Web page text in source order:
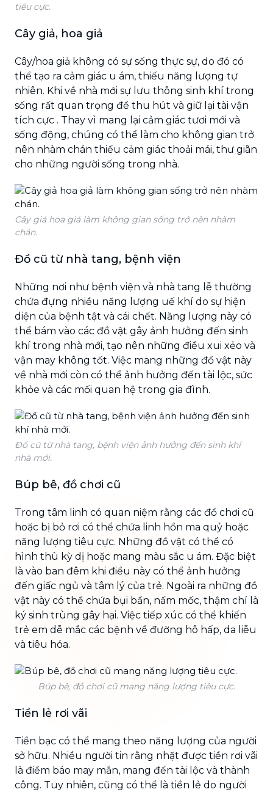
tiêu cực.
Cây giả, hoa giả
Cây/hoa giả không có sự sống thực sự, do đó có
thể tạo ra cảm giác u ám, thiếu năng lượng tự
nhiên. Khi về nhà mới sự lưu thông sinh khí trong
sống rất quan trọng để thu hút và giữ lại tài vận
tích cực . Thay vì mang lại cảm giác tươi mới và
sống động, chúng có thể làm cho không gian trở
nên nhàm chán thiếu cảm giác thoải mái, thư giãn
cho những người sống trong nhà.
Cây giả hoa giả làm không gian sống trở nên nhàm
chán.
Đồ cũ từ nhà tang, bệnh viện
Những nơi như bệnh viện và nhà tang lễ thường
chứa đựng nhiều năng lượng uế khí do sự hiện
diện của bệnh tật và cái chết. Năng lượng này có
thể bám vào các đồ vật gây ảnh hưởng đến sinh
khí trong nhà mới, tạo nên những điều xui xẻo và
vận may không tốt. Việc mang những đồ vật này
về nhà mới còn có thể ảnh hưởng đến tài lộc, sức
khỏe và các mối quan hệ trong gia đình.
Đồ cũ từ nhà tang, bệnh viện ảnh hưởng đến sinh khí
nhà mới.
Búp bê, đồ chơi cũ
Trong tâm linh có quan niệm rằng các đồ chơi cũ
hoặc bị bỏ rơi có thể chứa linh hồn ma quỷ hoặc
năng lượng tiêu cực. Những đồ vật có thể có
hình thù kỳ dị hoặc mang màu sắc u ám. Đặc biệt
là vào ban đêm khi điều này có thể ảnh hưởng
đến giấc ngủ và tâm lý của trẻ. Ngoài ra những đồ
vật này có thể chứa bụi bẩn, nấm mốc, thậm chí là
ký sinh trùng gây hại. Việc tiếp xúc có thể khiến
trẻ em dễ mắc các bệnh về đường hô hấp, da liễu
và tiêu hóa.
Búp bê, đồ chơi cũ mang năng lượng tiêu cực.
Tiền lẻ rơi vãi
Tiền bạc có thể mang theo năng lượng của người
sở hữu. Nhiều người tin rằng nhặt được tiền rơi vãi
là điềm báo may mắn, mang đến tài lộc và thành
công. Tuy nhiên, cũng có thể là tiền lẻ do người